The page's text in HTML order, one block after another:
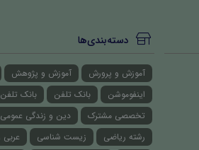
دسته‌بندی‌ها
آموزش و پرورش آموزش و پژوهش
اینفوموشن
بانک تلفن بانک تلفن
تخصصی مشترک
دین و زندگی عمومی
رشته ریاضی
زیست شناسی عربی